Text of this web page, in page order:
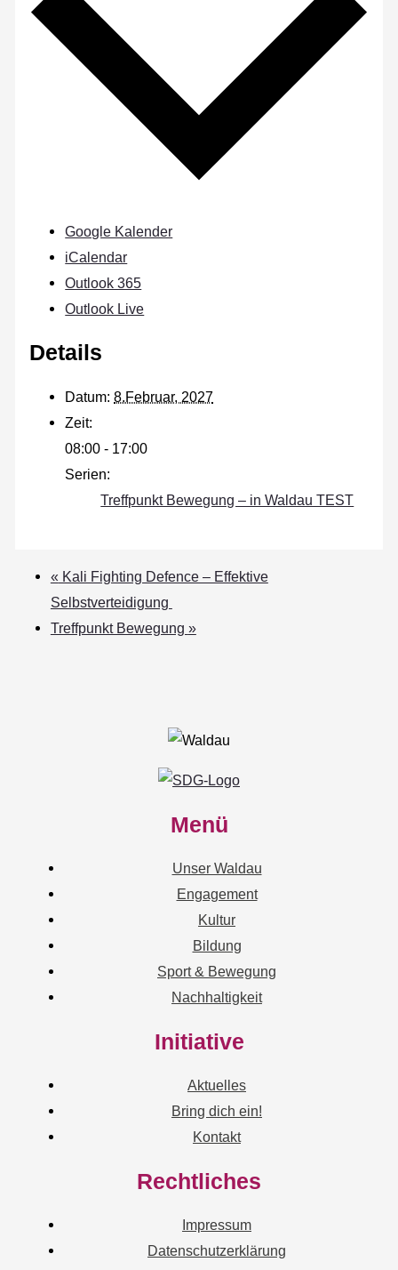
Google Kalender
iCalendar
Outlook 365
Outlook Live
Details
Datum: 8.Februar, 2027
Zeit:
08:00 - 17:00
Serien:
Treffpunkt Bewegung – in Waldau TEST
« Kali Fighting Defence – Effektive
Selbstverteidigung
Treffpunkt Bewegung »
Menü
Unser Waldau
Engagement
Kultur
Bildung
Sport & Bewegung
Nachhaltigkeit
Initiative
Aktuelles
Bring dich ein!
Kontakt
Rechtliches
Impressum
Datenschutzerklärung